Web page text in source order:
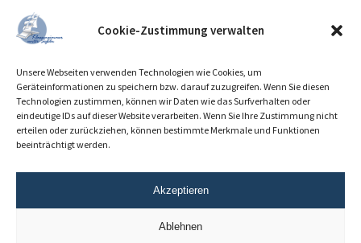
Cookie-Zustimmung verwalten
Unsere Webseiten verwenden Technologien wie Cookies, um
Geräteinformationen zu speichern bzw. darauf zuzugreifen. Wenn Sie diesen
Technologien zustimmen, können wir Daten wie das Surfverhalten oder
eindeutige IDs auf dieser Website verarbeiten. Wenn Sie Ihre Zustimmung nicht
erteilen oder zurückziehen, können bestimmte Merkmale und Funktionen
beeinträchtigt werden.
Akzeptieren
Ablehnen
Impressum
Datenschutz
Cookie-Richtlinie (EU)